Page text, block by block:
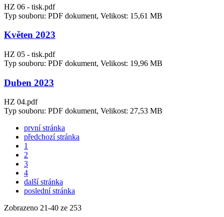
HZ 06 - tisk.pdf
Typ souboru: PDF dokument, Velikost: 15,61 MB
Květen 2023
HZ 05 - tisk.pdf
Typ souboru: PDF dokument, Velikost: 19,96 MB
Duben 2023
HZ 04.pdf
Typ souboru: PDF dokument, Velikost: 27,53 MB
první stránka
předchozí stránka
1
2
3
4
další stránka
poslední stránka
Zobrazeno 21-40 ze 253